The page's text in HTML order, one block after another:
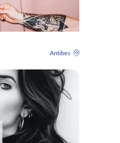
Antibes